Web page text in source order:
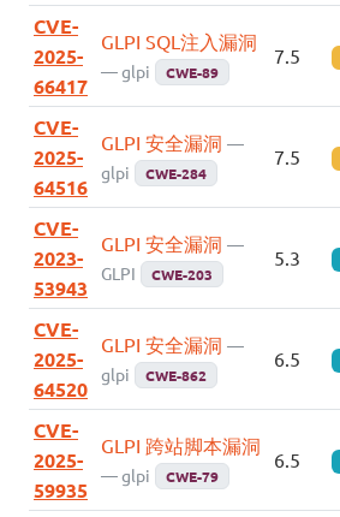
CVE-
2025-
66417
GLPI SQL注入漏洞
— glpi CWE-89
7.5
CVE-
2025-
64516
GLPI 安全漏洞 —
glpi
CWE-284
7.5
CVE-
2023-
53943
GLPI 安全漏洞 —
GLPI
CWE-203
5.3
CVE-
2025-
64520
GLPI 安全漏洞 —
glpi
CWE-862
6.5
CVE-
2025-
59935
GLPI 跨站脚本漏洞
— glpi CWE-79
6.5